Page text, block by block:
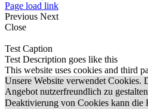
Page load link
Previous Next
Close
Test Caption
Test Description goes like this
This website uses cookies and third
Unsere Website verwendet Cookies.
Angebot nutzerfreundlich zu
Deaktivierung von Cookies kann die